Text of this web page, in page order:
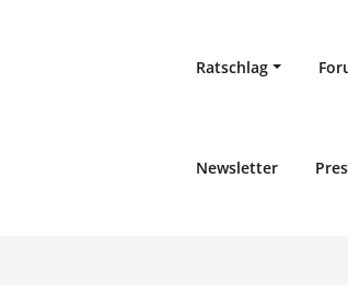
Ratschlag
Newsletter